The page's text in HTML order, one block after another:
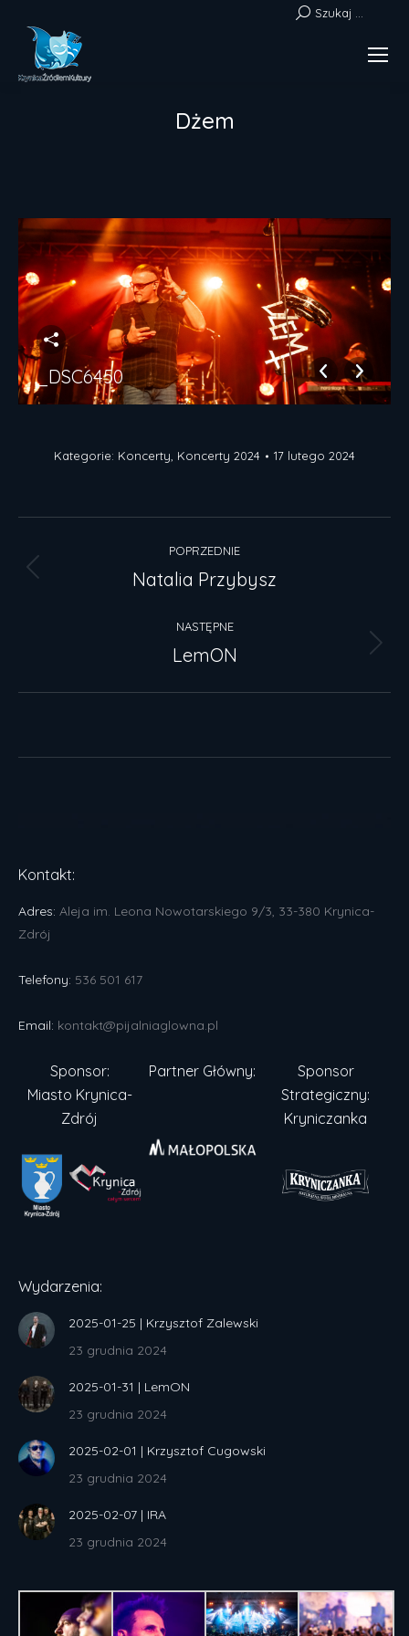
Szukaj:Szukaj ...
Dżem
_DSC6450
Kategorie: Koncerty Koncerty 2024 17 lutego 2024
Nawigacja
albumu
POPRZEDNIE
Poprzedni
Natalia Przybysz
NASTĘPNE
Następny
LemON
Kontakt:
Adres: Aleja im. Leona Nowotarskiego 9/3, 33-380 Krynica-
Zdrój
Telefony: 536 501 617
Email: kontakt@pijalniaglowna.pl
Sponsor:
Miasto Krynica-
Zdrój
Partner Główny:
Sponsor
Strategiczny:
Kryniczanka
Wydarzenia:
2025-01-25 | Krzysztof Zalewski
23 grudnia 2024
2025-01-31 | LemON
23 grudnia 2024
2025-02-01 | Krzysztof Cugowski
23 grudnia 2024
2025-02-07 | IRA
23 grudnia 2024